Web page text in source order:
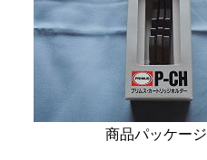
商品パッケージ